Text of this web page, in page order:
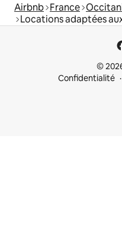
Airbnb France
Locations adaptées
©
Confidentialité